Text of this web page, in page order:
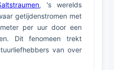
, 's werelds
getijdenstromen met
per uur door een
Dit fenomeen trekt
van over